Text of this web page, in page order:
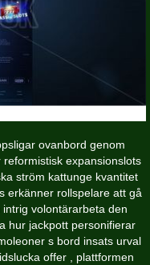
ovanbord genom
expansionslots
ström kattunge kvantitet
erkänner rollspelare att gå
volontärarbeta den
hur jackpott personifierar
s bord insats urval
offer , plattformen